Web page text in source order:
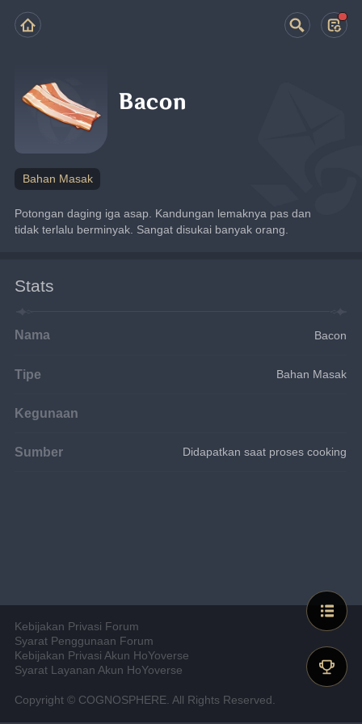
Bacon
Bahan Masak
Potongan daging iga asap. Kandungan lemaknya pas dan
tidak terlalu berminyak. Sangat disukai banyak orang.
Stats
Nama Bacon
Tipe Bahan Masak
Kegunaan
Sumber Didapatkan saat proses cooking
Kebijakan Privasi Forum
Syarat Penggunaan Forum
Kebijakan Privasi Akun HoYoverse
Syarat Layanan Akun HoYoverse
Copyright © COGNOSPHERE. All Rights Reserved.